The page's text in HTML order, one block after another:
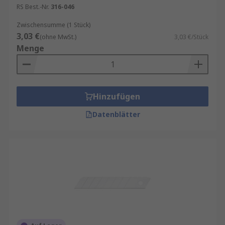
RS Best.-Nr. 316-046
Zwischensumme (1 Stück)
3,03 €(ohne MwSt.) 3,03 €/Stück
Menge
Hinzufügen
Datenblätter